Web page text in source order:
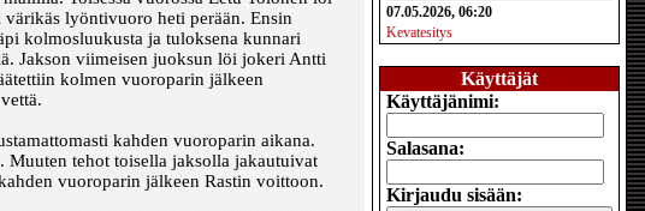
lyöntivuoro heti perään. Ensin
kolmosluukusta ja tuloksena kunnari
Jakson viimeisen juoksun löi jokeri Antti
kolmen vuoroparin jälkeen
kahden vuoroparin aikana.
Muuten tehot toisella jaksolla jakautuivat
vuoroparin jälkeen Rastin voittoon.
07.05.2026, 06:20
Kevatesitys
Käyttäjät
Käyttäjänimi:
Salasana:
Kirjaudu sisään: